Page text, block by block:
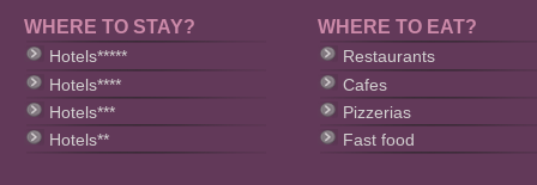
WHERE TO STAY?
Hotels*****
Hotels****
Hotels***
Hotels**
WHERE TO EAT?
Restaurants
Cafes
Pizzerias
Fast food